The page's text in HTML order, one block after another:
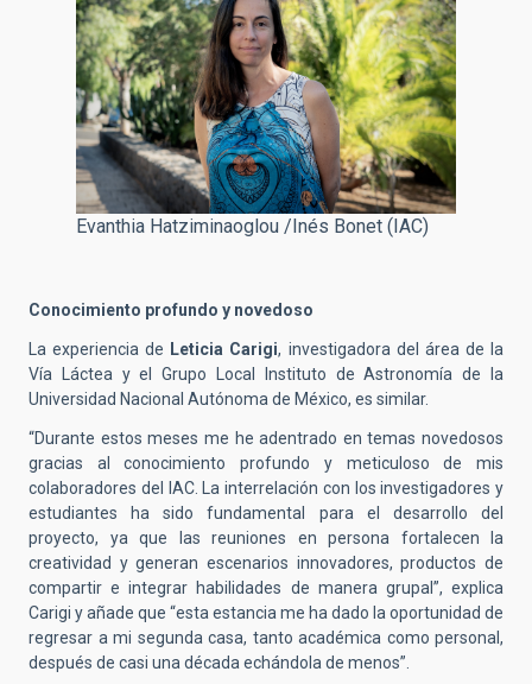
Evanthia Hatziminaoglou /Inés Bonet (IAC)
Conocimiento profundo y novedoso
La experiencia de Leticia Carigi, investigadora del área de la
Vía Láctea y el Grupo Local Instituto de Astronomía de la
Universidad Nacional Autónoma de México, es similar.
“Durante estos meses me he adentrado en temas novedosos
gracias al conocimiento profundo y meticuloso de mis
colaboradores del IAC. La interrelación con los investigadores y
estudiantes ha sido fundamental para el desarrollo del
proyecto, ya que las reuniones en persona fortalecen la
creatividad y generan escenarios innovadores, productos de
compartir e integrar habilidades de manera grupal”, explica
Carigi y añade que “esta estancia me ha dado la oportunidad de
regresar a mi segunda casa, tanto académica como personal,
después de casi una década echándola de menos”.